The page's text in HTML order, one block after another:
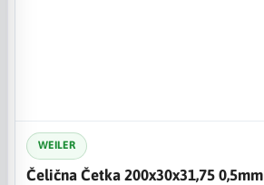
WEILER
Čelična Četka 200x30x31,75 0,5mm